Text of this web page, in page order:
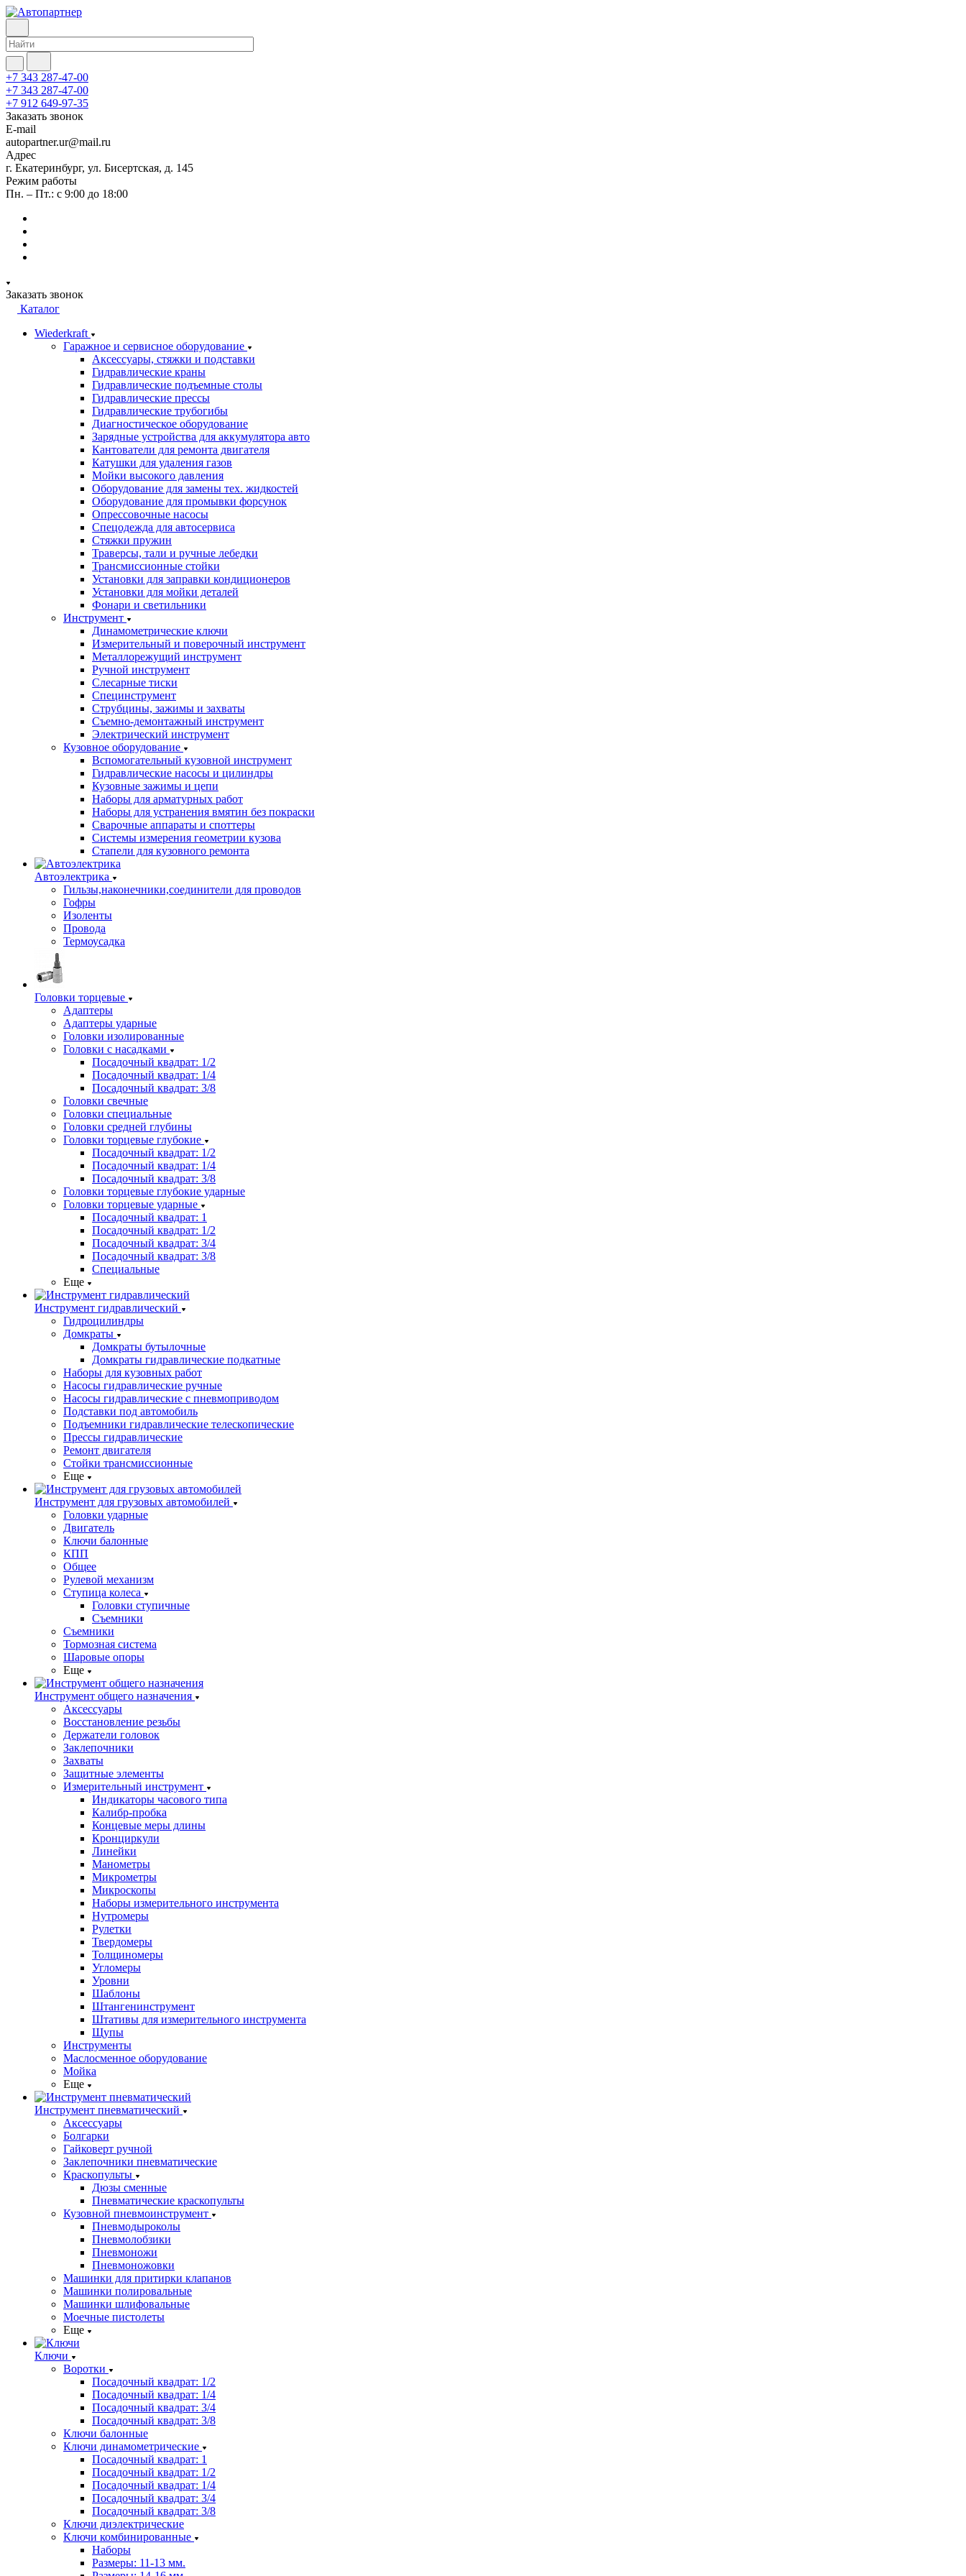
+7 343 287-47-00
+7 343 287-47-00
+7 912 649-97-35
Заказать звонок
E-mail
autopartner.ur@mail.ru
Адрес
г. Екатеринбург, ул. Бисертская, д. 145
Режим работы
Пн. – Пт.: с 9:00 до 18:00
Заказать звонок
Каталог
Wiederkraft
Гаражное и сервисное оборудование
Аксессуары, стяжки и подставки
Гидравлические краны
Гидравлические подъемные столы
Гидравлические прессы
Гидравлические трубогибы
Диагностическое оборудование
Зарядные устройства для аккумулятора авто
Кантователи для ремонта двигателя
Катушки для удаления газов
Мойки высокого давления
Оборудование для замены тех. жидкостей
Оборудование для промывки форсунок
Опрессовочные насосы
Спецодежда для автосервиса
Стяжки пружин
Траверсы, тали и ручные лебедки
Трансмиссионные стойки
Установки для заправки кондиционеров
Установки для мойки деталей
Фонари и светильники
Инструмент
Динамометрические ключи
Измерительный и поверочный инструмент
Металлорежущий инструмент
Ручной инструмент
Слесарные тиски
Специнструмент
Струбцины, зажимы и захваты
Съемно-демонтажный инструмент
Электрический инструмент
Кузовное оборудование
Вспомогательный кузовной инструмент
Гидравлические насосы и цилиндры
Кузовные зажимы и цепи
Наборы для арматурных работ
Наборы для устранения вмятин без покраски
Сварочные аппараты и споттеры
Системы измерения геометрии кузова
Стапели для кузовного ремонта
Автоэлектрика
Гильзы,наконечники,соединители для проводов
Гофры
Изоленты
Провода
Термоусадка
Головки торцевые
Адаптеры
Адаптеры ударные
Головки изолированные
Головки с насадками
Посадочный квадрат: 1/2
Посадочный квадрат: 1/4
Посадочный квадрат: 3/8
Головки свечные
Головки специальные
Головки средней глубины
Головки торцевые глубокие
Посадочный квадрат: 1/2
Посадочный квадрат: 1/4
Посадочный квадрат: 3/8
Головки торцевые глубокие ударные
Головки торцевые ударные
Посадочный квадрат: 1
Посадочный квадрат: 1/2
Посадочный квадрат: 3/4
Посадочный квадрат: 3/8
Специальные
Еще
Инструмент гидравлический
Гидроцилиндры
Домкраты
Домкраты бутылочные
Домкраты гидравлические подкатные
Наборы для кузовных работ
Насосы гидравлические ручные
Насосы гидравлические с пневмоприводом
Подставки под автомобиль
Подъемники гидравлические телескопические
Прессы гидравлические
Ремонт двигателя
Стойки трансмиссионные
Еще
Инструмент для грузовых автомобилей
Головки ударные
Двигатель
Ключи балонные
КПП
Общее
Рулевой механизм
Ступица колеса
Головки ступичные
Съемники
Съемники
Тормозная система
Шаровые опоры
Еще
Инструмент общего назначения
Аксессуары
Восстановление резьбы
Держатели головок
Заклепочники
Захваты
Защитные элементы
Измерительный инструмент
Индикаторы часового типа
Калибр-пробка
Концевые меры длины
Кронциркули
Линейки
Манометры
Микрометры
Микроскопы
Наборы измерительного инструмента
Нутромеры
Рулетки
Твердомеры
Толщиномеры
Угломеры
Уровни
Шаблоны
Штангенинструмент
Штативы для измерительного инструмента
Щупы
Инструменты
Маслосменное оборудование
Мойка
Еще
Инструмент пневматический
Аксессуары
Болгарки
Гайковерт ручной
Заклепочники пневматические
Краскопульты
Дюзы сменные
Пневматические краскопульты
Кузовной пневмоинструмент
Пневмодыроколы
Пневмолобзики
Пневмоножи
Пневмоножовки
Машинки для притирки клапанов
Машинки полировальные
Машинки шлифовальные
Моечные пистолеты
Еще
Ключи
Воротки
Посадочный квадрат: 1/2
Посадочный квадрат: 1/4
Посадочный квадрат: 3/4
Посадочный квадрат: 3/8
Ключи балонные
Ключи динамометрические
Посадочный квадрат: 1
Посадочный квадрат: 1/2
Посадочный квадрат: 1/4
Посадочный квадрат: 3/4
Посадочный квадрат: 3/8
Ключи диэлектрические
Ключи комбинированные
Наборы
Размеры: 11-13 мм.